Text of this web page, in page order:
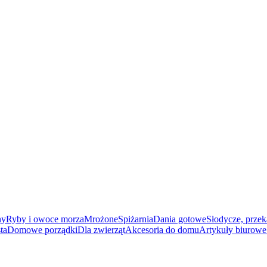
Ryby i owoce morzaMrożoneSpiżarniaDania gotoweSłodycze,
Domowe porządkiDla zwierzątAkcesoria do domuArtykuły